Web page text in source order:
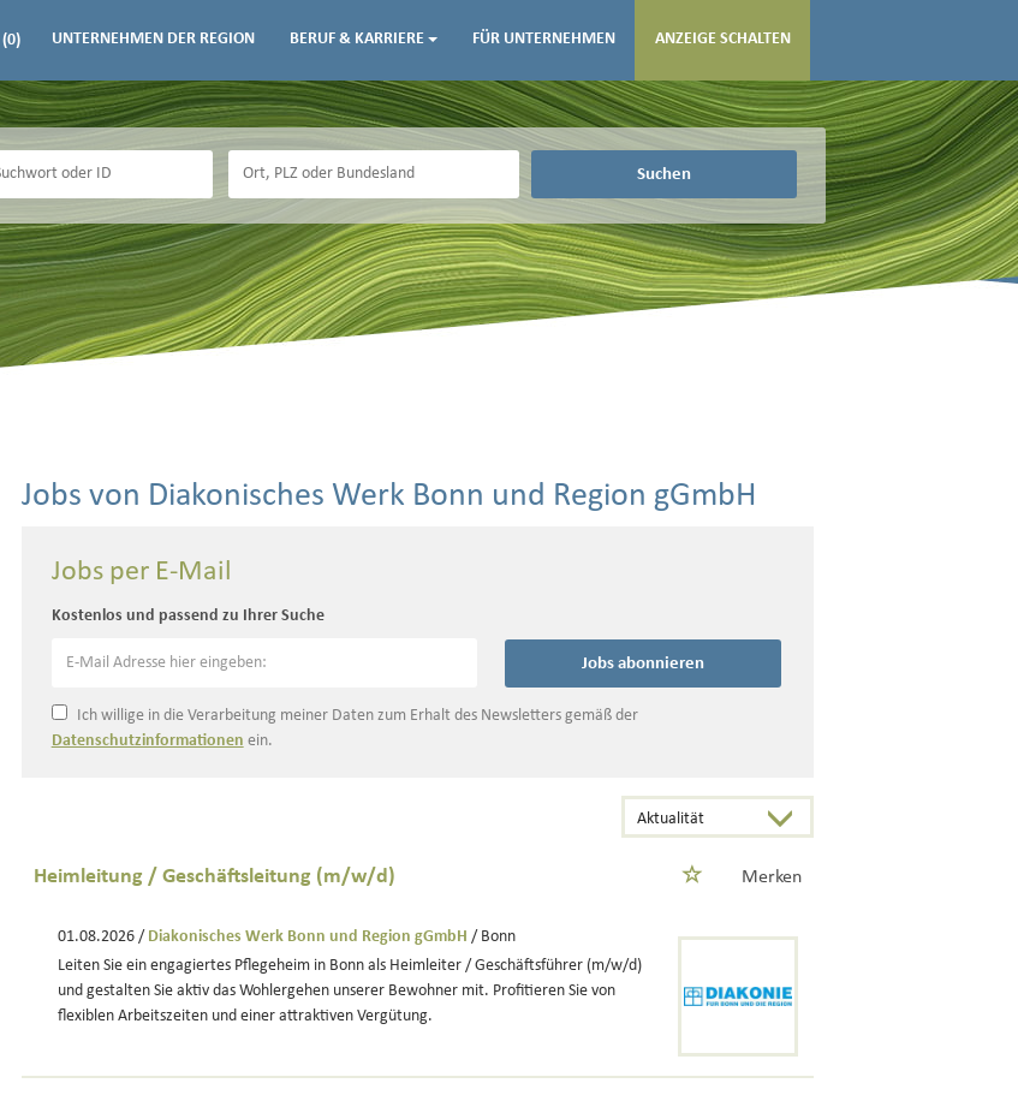
(0) UNTERNEHMEN DER REGION BERUF & KARRIERE FÜR UNTERNEHMEN ANZEIGE SCHALTEN
Suchen
Jobs von Diakonisches Werk Bonn und Region gGmbH
Jobs per E-Mail
Kostenlos und passend zu Ihrer Suche
Jobs abonnieren
Ich willige in die Verarbeitung meiner Daten zum Erhalt des Newsletters gemäß der
Datenschutzinformationen ein.
Heimleitung / Geschäftsleitung (m/w/d) Merken
01.08.2026 / Diakonisches Werk Bonn und Region gGmbH / Bonn
Leiten Sie ein engagiertes Pflegeheim in Bonn als Heimleiter / Geschäftsführer (m/w/d)
und gestalten Sie aktiv das Wohlergehen unserer Bewohner mit. Profitieren Sie von
flexiblen Arbeitszeiten und einer attraktiven Vergütung.